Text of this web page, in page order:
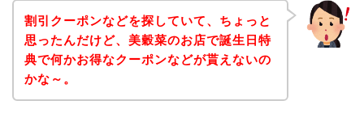
割引クーポンなどを探していて、ちょっと
思ったんだけど、美穀菜のお店で誕生日特
典で何かお得なクーポンなどが貰えないの
かな～。